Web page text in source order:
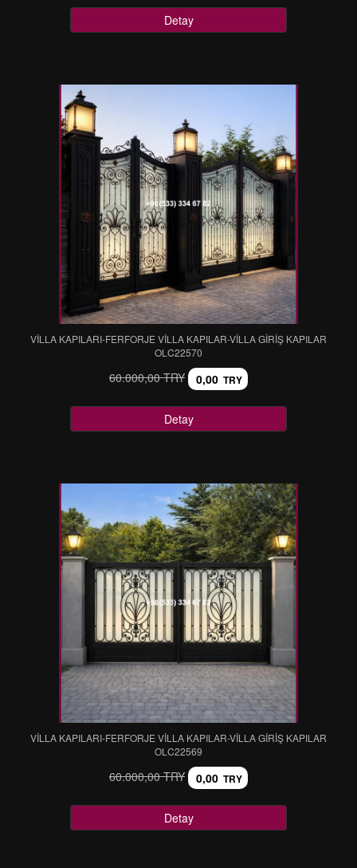
Detay
VİLLA KAPILARI-FERFORJE VİLLA KAPILAR-VİLLA GİRİŞ KAPILAR
OLC22570
60.000,00 TRY 0,00 TRY
Detay
VİLLA KAPILARI-FERFORJE VİLLA KAPILAR-VİLLA GİRİŞ KAPILAR
OLC22569
60.000,00 TRY 0,00 TRY
Detay